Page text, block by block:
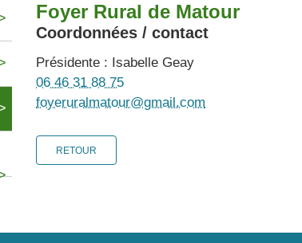
Foyer Rural de Matour
Coordonnées / contact
Présidente : Isabelle Geay
06 46 31 88 75
foyeruralmatour@gmail.com
RETOUR